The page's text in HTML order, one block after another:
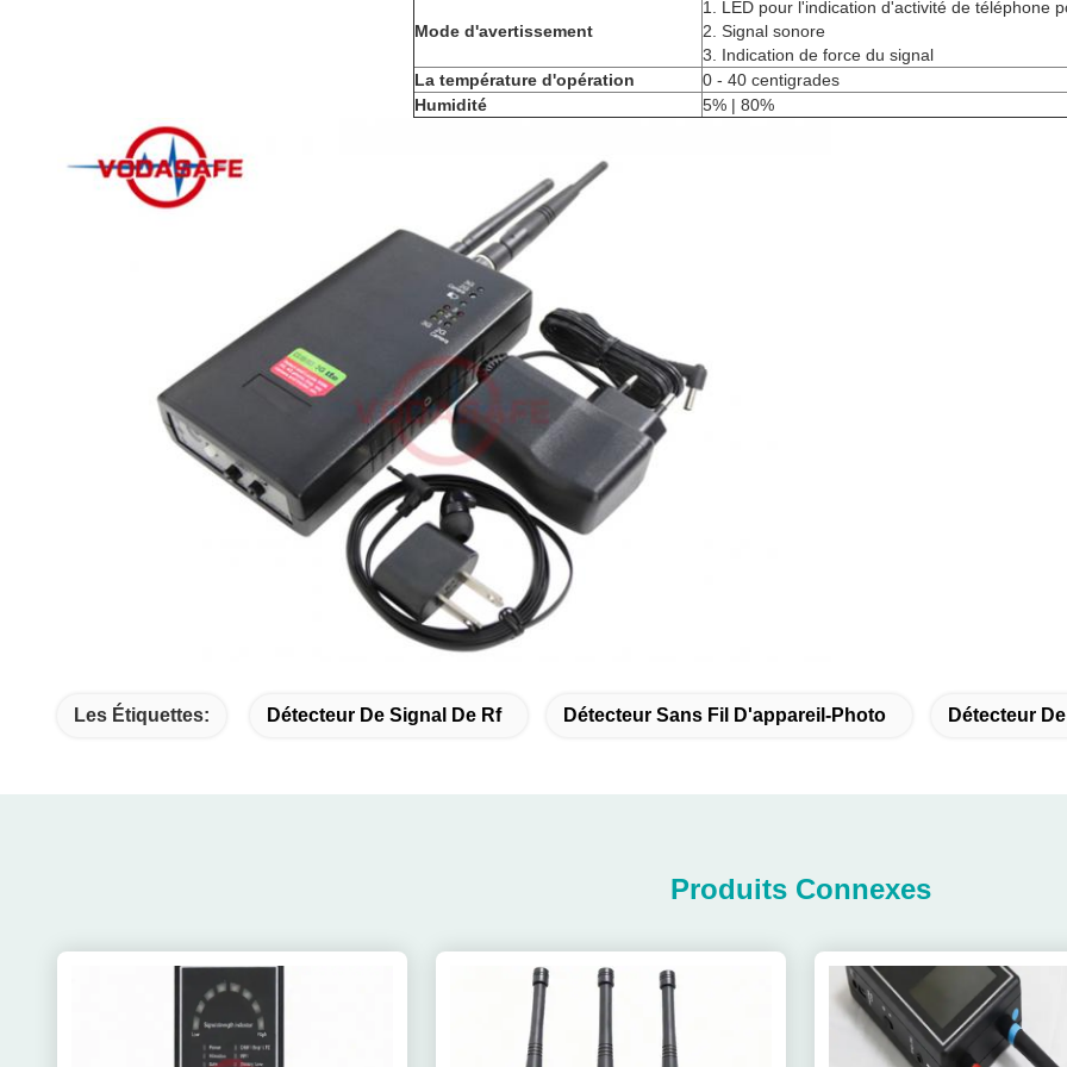
Mode d'avertissement
1. LED pour l'indication d'activité de téléphone
2. Signal sonore
3. Indication de force du signal
La température d'opération
0 - 40 centigrades
Humidité
5% | 80%
Les Étiquettes: Détecteur De Signal De Rf Détecteur Sans Fil D'appareil-Photo Détecteur
Produits Connexes